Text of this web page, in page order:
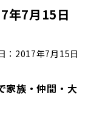
年7月15日
：2017年7月15日
家族・仲間・大